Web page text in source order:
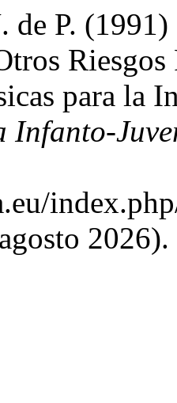
de P.
Riesgos
para la
Infanto-
2026).